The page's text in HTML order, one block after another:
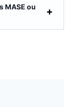
MASE ou